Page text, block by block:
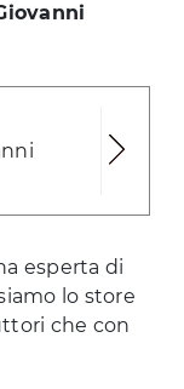
esperta di
lo store
che con